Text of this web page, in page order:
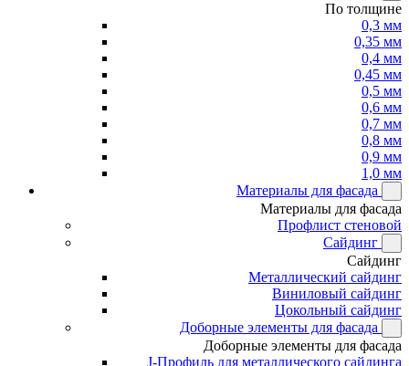
По толщине
0,3 мм
0,35 мм
0,4 мм
0,45 мм
0,5 мм
0,6 мм
0,7 мм
0,8 мм
0,9 мм
1,0 мм
Материалы для фасада
Материалы для фасада
Профлист стеновой
Сайдинг
Сайдинг
Металлический сайдинг
Виниловый сайдинг
Цокольный сайдинг
Доборные элементы для фасада
Доборные элементы для фасада
J-Профиль для металлического сайдинга